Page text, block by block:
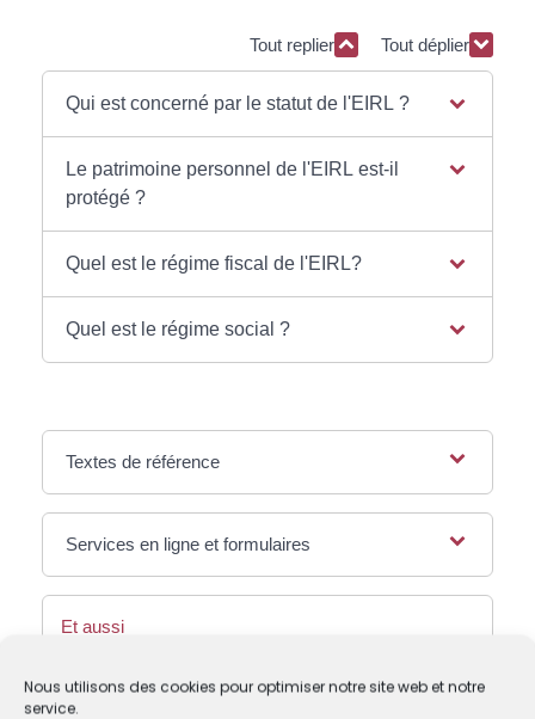
Nous utilisons des cookies pour optimiser notre site web et notre
service.
Tout replier Tout déplier
Qui est concerné par le statut de l'EIRL ?
Le patrimoine personnel de l'EIRL est-il
protégé ?
Quel est le régime fiscal de l'EIRL?
Quel est le régime social ?
Textes de référence
Services en ligne et formulaires
Et aussi
régime fiscal et déclarations